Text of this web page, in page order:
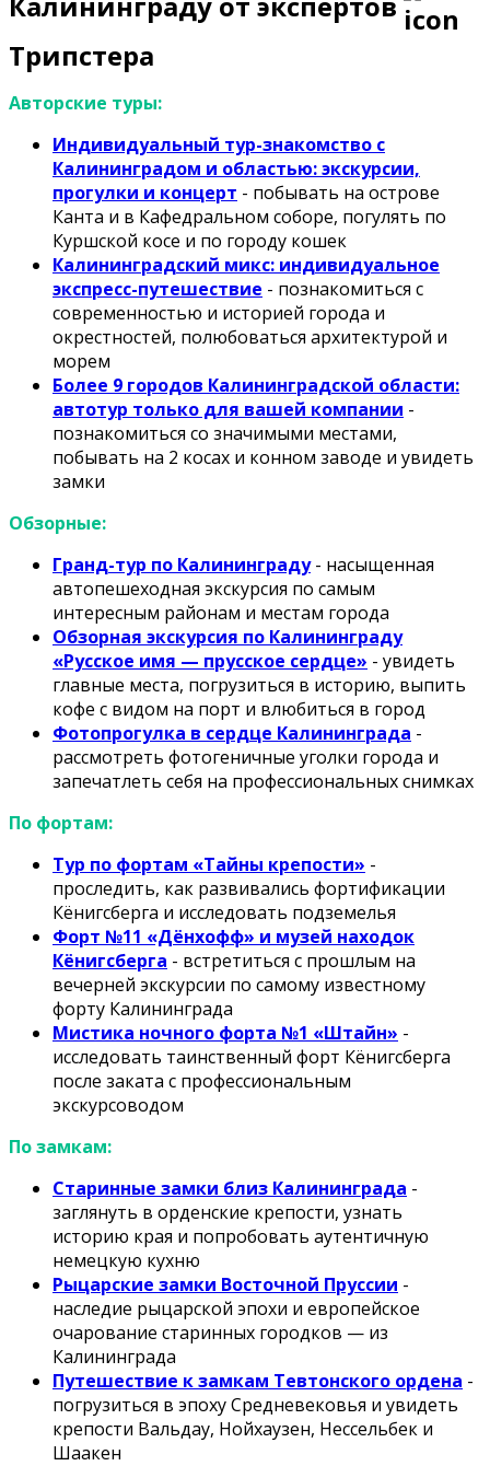
Трипстера
Авторские туры:
Индивидуальный тур-знакомство с
Калининградом и областью: экскурсии,
прогулки и концерт - побывать на острове
Канта и в Кафедральном соборе, погулять по
Куршской косе и по городу кошек
Калининградский микс: индивидуальное
экспресс-путешествие - познакомиться с
современностью и историей города и
окрестностей, полюбоваться архитектурой и
морем
Более 9 городов Калининградской области:
автотур только для вашей компании -
познакомиться со значимыми местами,
побывать на 2 косах и конном заводе и увидеть
замки
Обзорные:
Гранд-тур по Калининграду- насыщенная
автопешеходная экскурсия по самым
интересным районам и местам города
Обзорная экскурсия по Калининграду
«Русское имя — прусское сердце» - увидеть
главные места, погрузиться в историю, выпить
кофе с видом на порт и влюбиться в город
Фотопрогулка в сердце Калининграда -
рассмотреть фотогеничные уголки города и
запечатлеть себя на профессиональных снимках
По фортам:
Тур по фортам «Тайны крепости» -
проследить, как развивались фортификации
Кёнигсберга и исследовать подземелья
Форт №11 «Дёнхофф» и музей находок
Кёнигсберга - встретиться с прошлым на
вечерней экскурсии по самому известному
форту Калининграда
Мистика ночного форта №1 «Штайн» -
исследовать таинственный форт Кёнигсберга
после заката с профессиональным
экскурсоводом
По замкам:
Старинные замки близ Калининграда -
заглянуть в орденские крепости, узнать
историю края и попробовать аутентичную
немецкую кухню
Рыцарские замки Восточной Пруссии -
наследие рыцарской эпохи и европейское
очарование старинных городков — из
Калининграда
Путешествие к замкам Тевтонского ордена -
погрузиться в эпоху Средневековья и увидеть
крепости Вальдау, Нойхаузен, Нессельбек и
Шаакен